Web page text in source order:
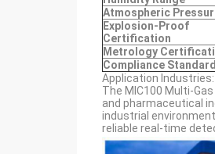
Atmospheric
Explosion-Proof
Certification
Metrology
Compliance
Application Industries:
The MIC100 Multi-
and pharmaceutical
industrial
reliable real-time